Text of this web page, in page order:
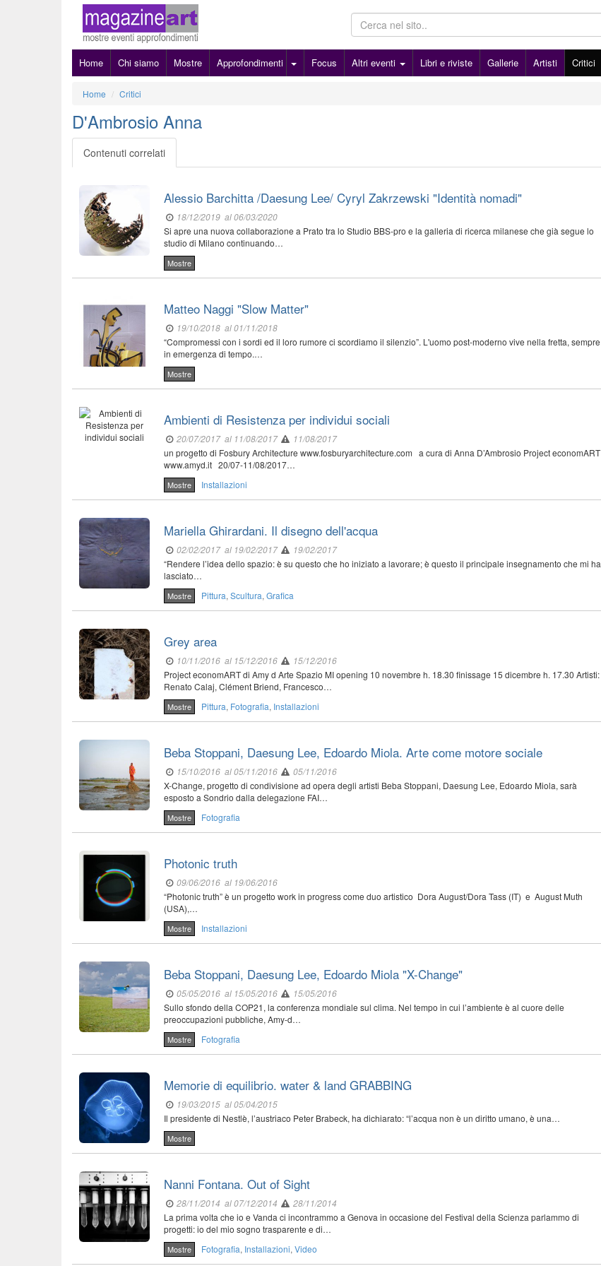
Home Chi siamo Mostre Approfondimenti Focus Altri eventi Libri e riviste Gallerie Artisti Critici
Home Critici
D'Ambrosio Anna
Contenuti correlati
Alessio Barchitta /Daesung Lee/ Cyryl Zakrzewski "Identità nomadi"
18/12/2019 al 06/03/2020
Si apre una nuova collaborazione a Prato tra lo Studio BBS-pro e la galleria di ricerca milanese che già segue lo
studio di Milano continuando…
Mostre
Matteo Naggi "Slow Matter"
19/10/2018 al 01/11/2018
“Compromessi con i sordi ed il loro rumore ci scordiamo il silenzio”. L'uomo post-moderno vive nella fretta, sempre
in emergenza di tempo.…
Mostre
Ambienti di Resistenza per individui sociali
20/07/2017 al 11/08/2017
11/08/2017
un progetto di Fosbury Architecture www.fosburyarchitecture.com a cura di Anna D’Ambrosio Project economART
www.amyd.it 20/07-11/08/2017…
Mostre Installazioni
Mariella Ghirardani. Il disegno dell'acqua
02/02/2017 al 19/02/2017
19/02/2017
“Rendere l’idea dello spazio: è su questo che ho iniziato a lavorare; è questo il principale insegnamento che mi ha
lasciato…
Mostre Pittura, Scultura, Grafica
Grey area
10/11/2016 al 15/12/2016
15/12/2016
Project economART di Amy d Arte Spazio MI opening 10 novembre h. 18.30 finissage 15 dicembre h. 17.30 Artisti:
Renato Calaj, Clément Briend, Francesco…
Mostre Pittura, Fotografia, Installazioni
Beba Stoppani, Daesung Lee, Edoardo Miola. Arte come motore sociale
15/10/2016 al 05/11/2016
05/11/2016
X-Change, progetto di condivisione ad opera degli artisti Beba Stoppani, Daesung Lee, Edoardo Miola, sarà
esposto a Sondrio dalla delegazione FAI…
Mostre Fotografia
Photonic truth
09/06/2016 al 19/06/2016
“Photonic truth” è un progetto work in progress come duo artistico Dora August/Dora Tass (IT) e August Muth
(USA),…
Mostre Installazioni
Beba Stoppani, Daesung Lee, Edoardo Miola "X-Change"
05/05/2016 al 15/05/2016
15/05/2016
Sullo sfondo della COP21, la conferenza mondiale sul clima. Nel tempo in cui l’ambiente è al cuore delle
preoccupazioni pubbliche, Amy-d…
Mostre Fotografia
Memorie di equilibrio. water & land GRABBING
19/03/2015 al 05/04/2015
Il presidente di Nestlè, l’austriaco Peter Brabeck, ha dichiarato: “l’acqua non è un diritto umano, è una…
Mostre
Nanni Fontana. Out of Sight
28/11/2014 al 07/12/2014
28/11/2014
La prima volta che io e Vanda ci incontrammo a Genova in occasione del Festival della Scienza parlammo di
progetti: io del mio sogno trasparente e di…
Mostre Fotografia, Installazioni, Video